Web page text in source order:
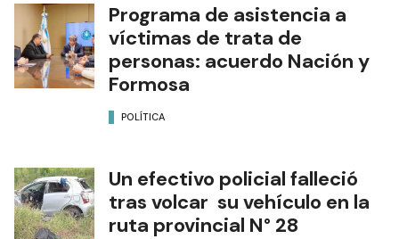
Programa de asistencia a
víctimas de trata de
personas: acuerdo Nación y
Formosa
POLÍTICA
Un efectivo policial falleció
tras volcar su vehículo en la
ruta provincial N° 28